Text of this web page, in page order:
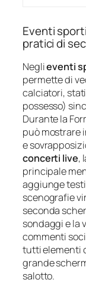
Eventi
pratici di
Neglieventi
permette di
calciatori,
possesso)
Durante la
può mostrare
e
concerti live,
principale
aggiunge
scenografie
seconda
sondaggi e la
commenti
tutti elementi
grande
salotto.